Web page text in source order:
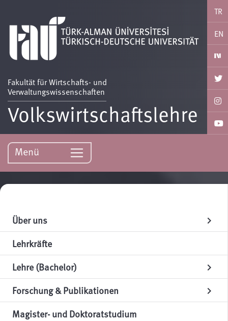
TR
EN
Fakultät für Wirtschafts- und
Verwaltungswissenschaften
Volkswirtschaftslehre
Menü
Über uns chevron_right
Lehrkräfte
Lehre (Bachelor)
chevron_right
Forschung & Publikationen chevron_right
Magister- und Doktoratstudium